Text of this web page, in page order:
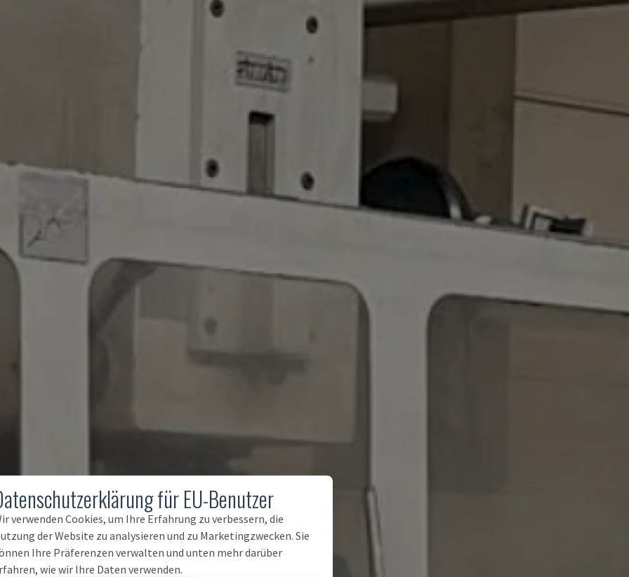
für EU-Benutzer
verwenden Cookies, um Ihre Erfahrung zu verbessern, die
der Website zu analysieren und zu Marketingzwecken. Sie
Ihre Präferenzen verwalten und unten mehr darüber
wie wir Ihre Daten verwenden.